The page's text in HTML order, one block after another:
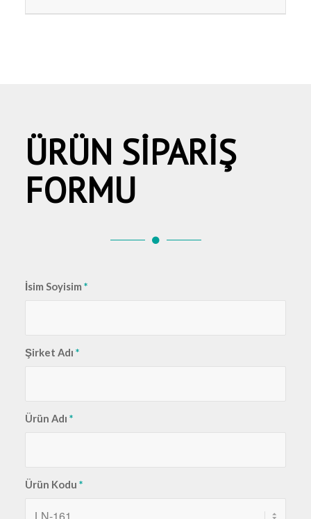
ÜRÜN SİPARİŞ
FORMU
İsim Soyisim *
Şirket Adı *
Ürün Adı *
Ürün Kodu *